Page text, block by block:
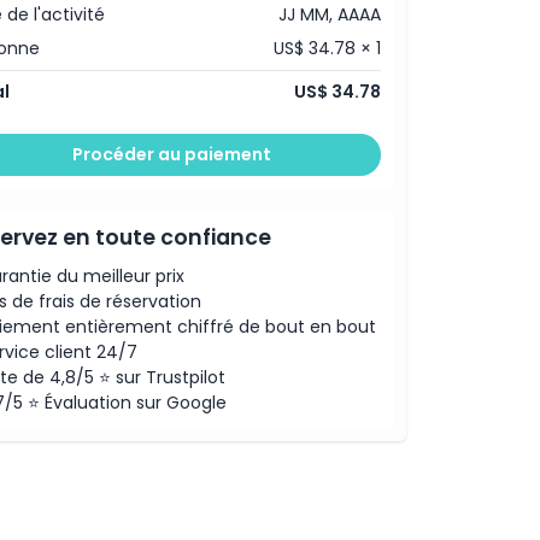
de l'activité
JJ MM, AAAA
US$ 34.78 × 1
US$ 34.78
Procéder au paiement
en toute confiance
du meilleur prix
de frais de réservation
entièrement chiffré de bout en bout
client 24/7
de 4,8/5 ⭐ sur Trustpilot
5 ⭐ Évaluation sur Google